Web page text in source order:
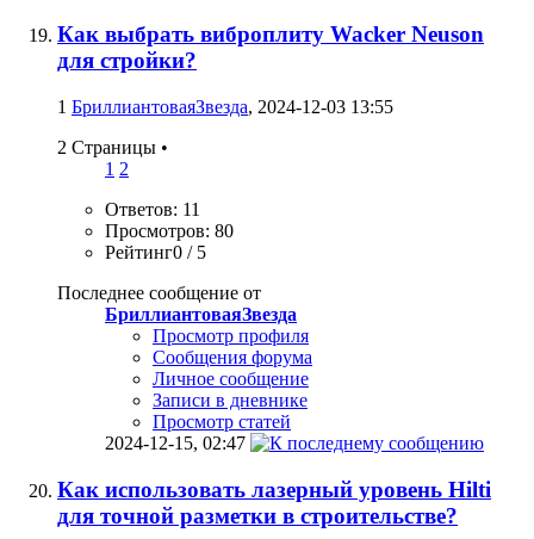
Как выбрать виброплиту Wacker Neuson
для стройки?
1 БриллиантоваяЗвезда, 2024-12-03 13:55
2 Страницы •
1 2
Ответов: 11
Просмотров: 80
Рейтинг0 / 5
Последнее сообщение от
БриллиантоваяЗвезда
Просмотр профиля
Сообщения форума
Личное сообщение
Записи в дневнике
Просмотр статей
2024-12-15, 02:47
Как использовать лазерный уровень Hilti
для точной разметки в строительстве?